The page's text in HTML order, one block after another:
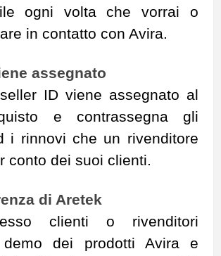
ogni volta che vorrai o
in contatto con Avira.
assegnato
ID viene assegnato al
e contrassegna gli
i rinnovi che un rivenditore
conto dei suoi clienti.
di Aretek
clienti o rivenditori
demo dei prodotti Avira e